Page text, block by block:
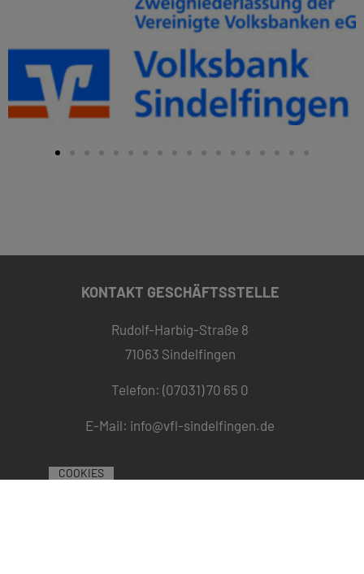
KONTAKT GESCHÄFTSSTELLE
Rudolf-Harbig-Straße 8
71063 Sindelfingen
Telefon: (07031) 70 65 0
E-Mail: info@vfl-sindelfingen.de
COOKIES